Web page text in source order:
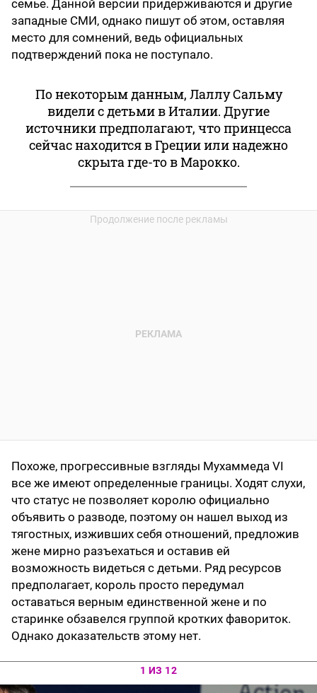
семье. Данной версии придерживаются и другие
западные СМИ, однако пишут об этом, оставляя
место для сомнений, ведь официальных
подтверждений пока не поступало.
По некоторым данным, Лаллу Сальму
видели с детьми в Италии. Другие
источники предполагают, что принцесса
сейчас находится в Греции или надежно
скрыта где-то в Марокко.
Похоже, прогрессивные взгляды Мухаммеда VI
все же имеют определенные границы. Ходят слухи,
что статус не позволяет королю официально
объявить о разводе, поэтому он нашел выход из
тягостных, изживших себя отношений, предложив
жене мирно разъехаться и оставив ей
возможность видеться с детьми. Ряд ресурсов
предполагает, король просто передумал
оставаться верным единственной жене и по
старинке обзавелся группой кротких фавориток.
Однако доказательств этому нет.
1 ИЗ 12